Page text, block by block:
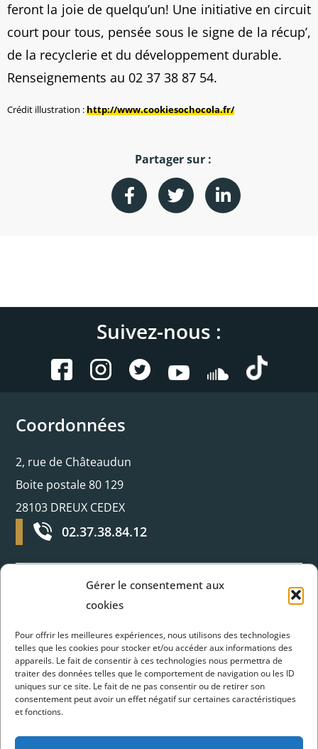
Gérer le consentement aux
cookies
Pour offrir les meilleures expériences, nous utilisons des technologies
telles que les cookies pour stocker et/ou accéder aux informations des
appareils. Le fait de consentir à ces technologies nous permettra de
traiter des données telles que le comportement de navigation ou les ID
uniques sur ce site. Le fait de ne pas consentir ou de retirer son
consentement peut avoir un effet négatif sur certaines caractéristiques
et fonctions.
feront la joie de quelqu’un! Une initiative en circuit
court pour tous, pensée sous le signe de la récup’,
de la recyclerie et du développement durable.
Renseignements au 02 37 38 87 54.
Crédit illustration :http://www.cookiesochocola.fr/
Partager sur :
Suivez-nous :
Coordonnées
2, rue de Châteaudun
Boite postale 80 129
28103 DREUX CEDEX
02.37.38.84.12
Horaires d’ouverture
Du lundi au jeudi :
8H30 - 12H et 13H30 - 17H30
Vendredi :
Fermé à 17H